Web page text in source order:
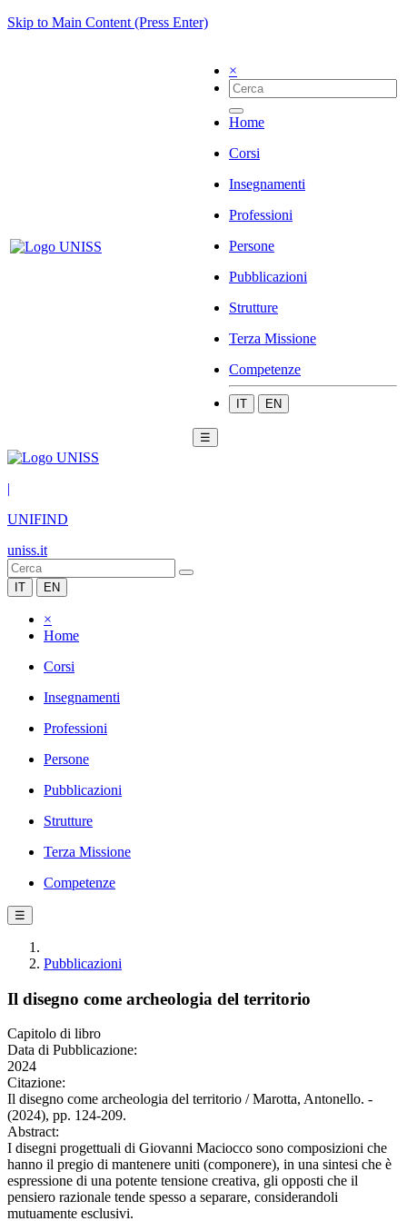
Skip to Main Content (Press Enter)
×
Home
Corsi
Insegnamenti
Professioni
Persone
Pubblicazioni
Strutture
Terza Missione
Competenze
IT EN
☰
|
UNIFIND
uniss.it
IT EN
×
Home
Corsi
Insegnamenti
Professioni
Persone
Pubblicazioni
Strutture
Terza Missione
Competenze
☰
Pubblicazioni
Il disegno come archeologia del territorio
Capitolo di libro
Data di Pubblicazione:
2024
Citazione:
Il disegno come archeologia del territorio / Marotta, Antonello. -
(2024), pp. 124-209.
Abstract:
I disegni progettuali di Giovanni Maciocco sono composizioni che
hanno il pregio di mantenere uniti (componere), in una sintesi che è
espressione di una potente tensione creativa, gli opposti che il
pensiero razionale tende spesso a separare, considerandoli
mutuamente esclusivi.